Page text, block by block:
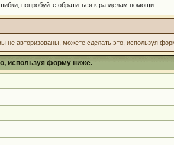
попробуйте обратиться кразделам помощи
не авторизованы, можете сделать это, используя
используя форму ниже.